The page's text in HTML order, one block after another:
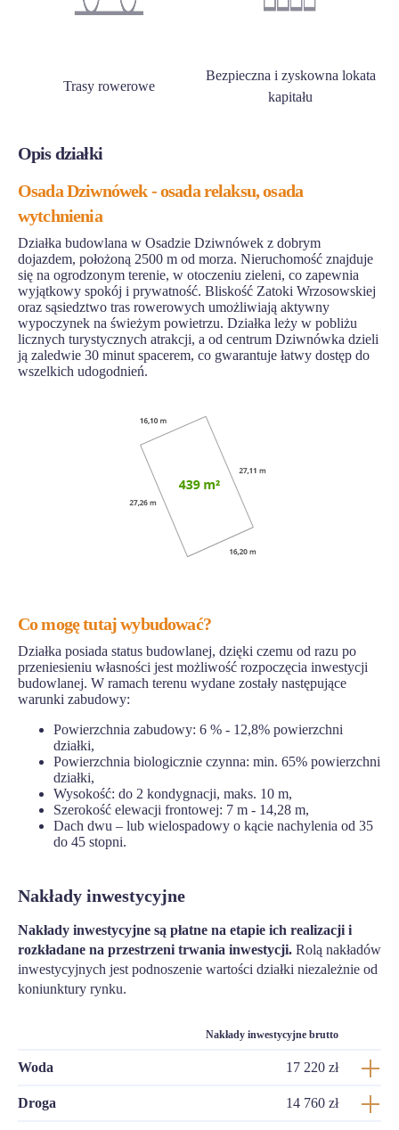
Trasy rowerowe
Bezpieczna i zyskowna lokata
kapitału
Opis działki
Osada Dziwnówek - osada relaksu, osada
wytchnienia
Działka budowlana w Osadzie Dziwnówek z dobrym
dojazdem, położoną 2500 m od morza. Nieruchomość znajduje
się na ogrodzonym terenie, w otoczeniu zieleni, co zapewnia
wyjątkowy spokój i prywatność. Bliskość Zatoki Wrzosowskiej
oraz sąsiedztwo tras rowerowych umożliwiają aktywny
wypoczynek na świeżym powietrzu. Działka leży w pobliżu
licznych turystycznych atrakcji, a od centrum Dziwnówka dzieli
ją zaledwie 30 minut spacerem, co gwarantuje łatwy dostęp do
wszelkich udogodnień.
Co mogę tutaj wybudować?
Działka posiada status budowlanej, dzięki czemu od razu po
przeniesieniu własności jest możliwość rozpoczęcia inwestycji
budowlanej. W ramach terenu wydane zostały następujące
warunki zabudowy:
Powierzchnia zabudowy: 6 % - 12,8% powierzchni
działki,
Powierzchnia biologicznie czynna: min. 65% powierzchni
działki,
Wysokość: do 2 kondygnacji, maks. 10 m,
Szerokość elewacji frontowej: 7 m - 14,28 m,
Dach dwu – lub wielospadowy o kącie nachylenia od 35
do 45 stopni.
Nakłady inwestycyjne
Nakłady inwestycyjne są płatne na etapie ich realizacji i
rozkładane na przestrzeni trwania inwestycji. Rolą nakładów
inwestycyjnych jest podnoszenie wartości działki niezależnie od
koniunktury rynku.
Nakłady inwestycyjne brutto
Woda 17 220 zł
Droga 14 760 zł